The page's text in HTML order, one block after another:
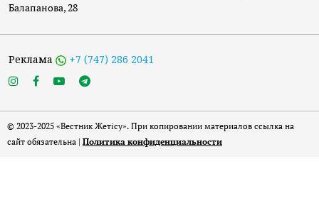
Балапанова, 28
Реклама +7 (747) 286 2041
© 2023-2025 «Вестник Жетісу». При копировании материалов ссылка на
сайт обязательна | Политика конфиденциальности